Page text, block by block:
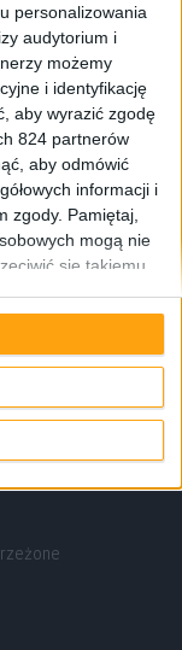
personalizowania
audytorium i
możemy
i identyfikację
aby wyrazić zgodę
824 partnerów
aby odmówić
informacji i
zgody. Pamiętaj,
mogą nie
się takiemu
zmienić swoje
stronę i klikając
w